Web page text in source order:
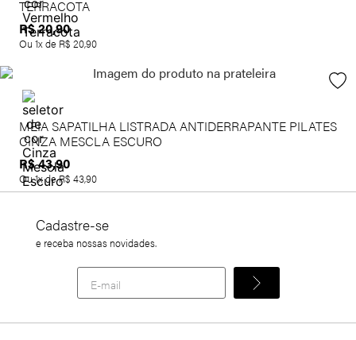
TERRACOTA
R$20,90
Ou 1x de R$ 20,90
MEIA SAPATILHA LISTRADA ANTIDERRAPANTE PILATES
CINZA MESCLA ESCURO
R$43,90
Ou1x deR$ 43,90
Cadastre-se
e receba nossas novidades.